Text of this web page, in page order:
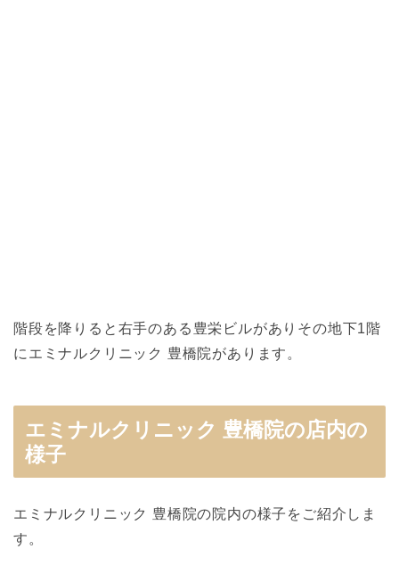
階段を降りると右手のある豊栄ビルがありその地下1階
にエミナルクリニック 豊橋院があります。
エミナルクリニック 豊橋院の店内の
様子
エミナルクリニック 豊橋院の院内の様子をご紹介しま
す。